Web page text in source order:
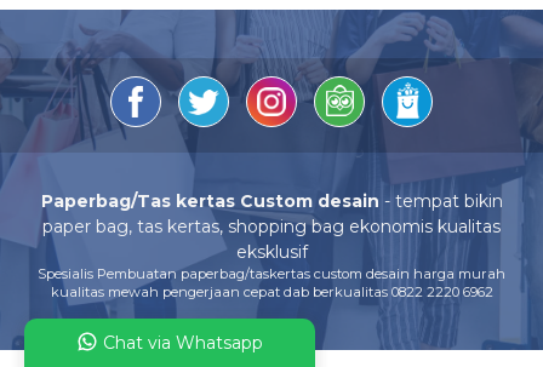
Paperbag/Tas kertas Custom desain - tempat bikin
paper bag, tas kertas, shopping bag ekonomis kualitas
eksklusif
Spesialis Pembuatan paperbag/taskertas custom desain harga murah
kualitas mewah pengerjaan cepat dab berkualitas 0822 2220 6962
Chat via Whatsapp